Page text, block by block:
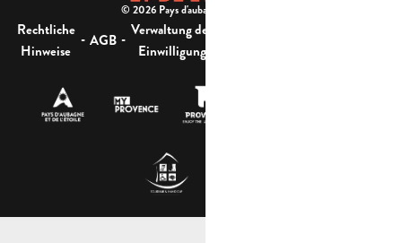
© 2026 Pays d'aubagne et de l'étoile -
Rechtliche
Hinweise
- AGB - Verwaltung der
Einwilligung